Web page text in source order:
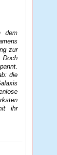
dem
zur
die
ihr